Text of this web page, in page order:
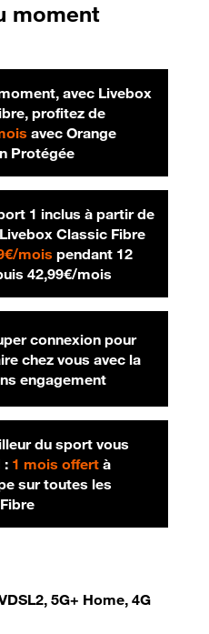
moment
avec Livebox
profitez de
20 € par mois
avec Orange
Protégée
1 inclus à partir de
Classic Fibre
mois29,99 € par mois
pendant 12
42,99€/mois42,99 € par
connexion pour
chez vous avec la
engagement
du sport vous
: 1 mois offertà
sur toutes les
5G+ Home, 4G